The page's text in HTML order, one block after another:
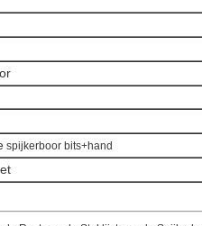
spijkerboor bits+hand